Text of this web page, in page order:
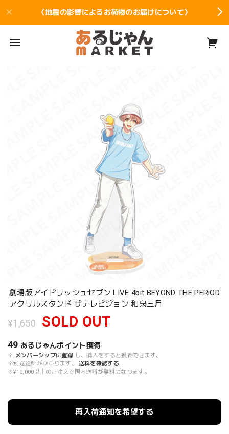
〈地震の影響によるお荷物のお届けについて〉
劇場版アイドリッシュセブン LIVE 4bit BEYOND THE PERiOD
アクリルスタンド ザテレビジョン 和泉三月
¥1,650 SOLD OUT
49 あるじゃんポイント獲得
※ メンバーシップに登録 し、購入をすると獲得できます。
※別途送料がかかります。
送料を確認する
※¥10,000以上のご注文で国内送料が無料になります。
再入荷通知を希望する